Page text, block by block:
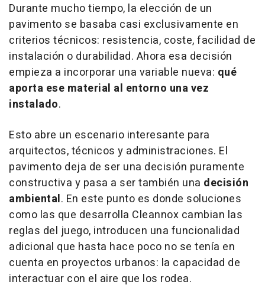
Durante mucho tiempo, la elección de un
pavimento se basaba casi exclusivamente en
criterios técnicos: resistencia, coste, facilidad de
instalación o durabilidad. Ahora esa decisión
empieza a incorporar una variable nueva: qué
aporta ese material al entorno una vez
instalado.
Esto abre un escenario interesante para
arquitectos, técnicos y administraciones. El
pavimento deja de ser una decisión puramente
constructiva y pasa a ser también una decisión
ambiental. En este punto es donde soluciones
como las que desarrolla Cleannox cambian las
reglas del juego, introducen una funcionalidad
adicional que hasta hace poco no se tenía en
cuenta en proyectos urbanos: la capacidad de
interactuar con el aire que los rodea.